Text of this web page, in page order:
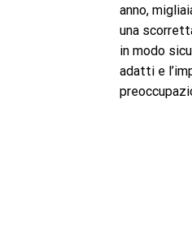
anno,
una
in modo
adatti e